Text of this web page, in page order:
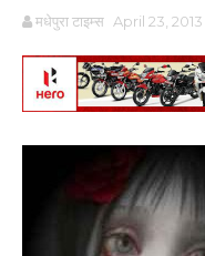
मधेपुरा टाइम्स April 23, 2013